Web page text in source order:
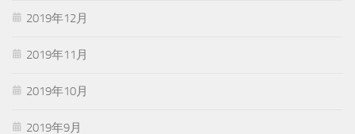
2019年12月
2019年11月
2019年10月
2019年9月